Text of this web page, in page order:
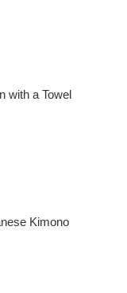
with a Towel
Kimono